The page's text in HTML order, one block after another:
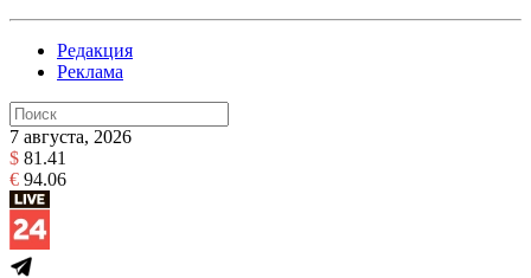
Редакция
Реклама
7 августа, 2026
$ 81.41
€ 94.06